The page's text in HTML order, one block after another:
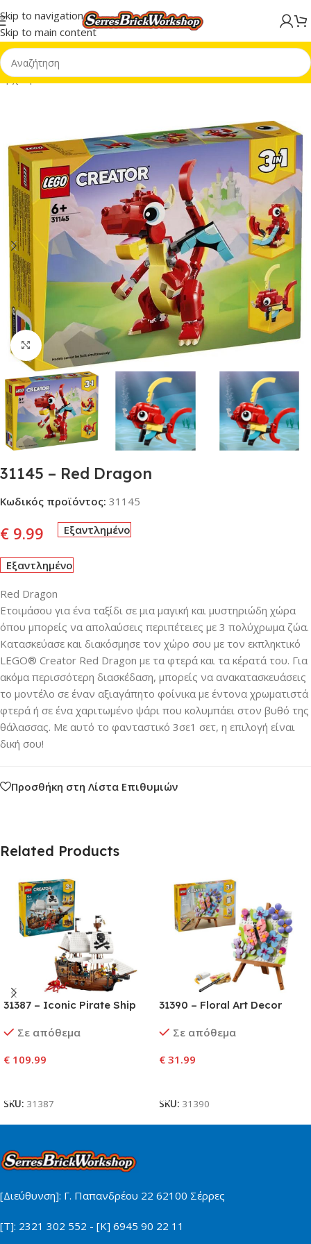
Skip to navigation
Skip to main content
Αρχική σελίδα/LEGO® Creator
Click to enlarge
31145 – Red Dragon
Κωδικός προϊόντος: 31145
€ 9.99 Εξαντλημένο
Εξαντλημένο
Red Dragon
Ετοιμάσου για ένα ταξίδι σε μια μαγική και μυστηριώδη χώρα
όπου μπορείς να απολαύσεις περιπέτειες με 3 πολύχρωμα ζώα.
Κατασκεύασε και διακόσμησε τον χώρο σου με τον εκπληκτικό
LEGO® Creator Red Dragon με τα φτερά και τα κέρατά του. Για
ακόμα περισσότερη διασκέδαση, μπορείς να ανακατασκευάσεις
το μοντέλο σε έναν αξιαγάπητο φοίνικα με έντονα χρωματιστά
φτερά ή σε ένα χαριτωμένο ψάρι που κολυμπάει στον βυθό της
θάλασσας. Με αυτό το φανταστικό 3σε1 σετ, η επιλογή είναι
δική σου!
Προσθήκη στη Λίστα Επιθυμιών
Related Products
31387 – Iconic Pirate Ship
Σε απόθεμα
€ 109.99
SKU: 31387
31390 – Floral Art Decor
Σε απόθεμα
€ 31.99
SKU: 31390
[Διεύθυνση]: Γ. Παπανδρέου 22 62100 Σέρρες
[Τ]: 2321 302 552 - [Κ] 6945 90 22 11